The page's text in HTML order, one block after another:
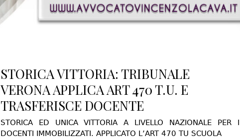
STORICA VITTORIA: TRIBUNALE
VERONA APPLICA ART 470 T.U. E
TRASFERISCE DOCENTE
STORICA ED UNICA VITTORIA A LIVELLO NAZIONALE PER I
DOCENTI IMMOBILIZZATI. APPLICATO L’ART 470 TU SCUOLA